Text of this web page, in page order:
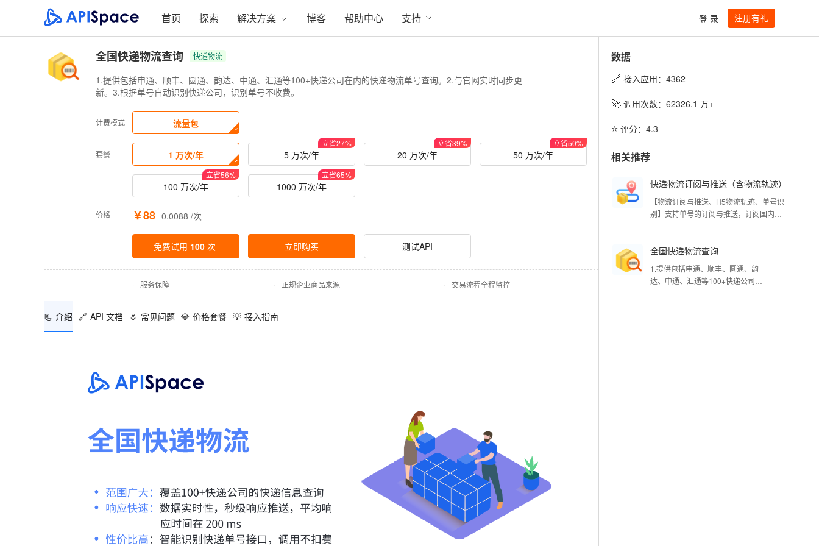
首页 探索 解决方案 博客 帮助中心 支持 登 录 注册有礼
全国快递物流查询 快递物流
1.提供包括申通、顺丰、圆通、韵达、中通、汇通等100+快递公司在内的快递物流单号查询。2.与官网实时同步更
新。3.根据单号自动识别快递公司，识别单号不收费。
计费模式 流量包
套餐 1 万次/年 5 万次/年
立省27%
20 万次/年
立省39%
50 万次/年
立省50%
100 万次/年
立省56%
1000 万次/年
立省65%
价格 ￥88 0.0088 /次
免费试用 100 次 立即购买 测试API
· 服务保障 · 正规企业商品来源 · 交易流程全程监控
📃 介绍 🔗 API 文档 🌷 常见问题 💎 价格套餐 💡 接入指南
数据
🔗 接入应用： 4362
🚀 调用次数： 62326.1 万+
⭐️ 评分： 4.3
相关推荐
快递物流订阅与推送（含物流轨迹）
【物流订阅与推送、H5物流轨迹、单号识
别】支持单号的订阅与推送，订阅国内物
运输轨迹。包括顺丰、圆通、申通等主流
别单号不收费，订阅后的推送消息不扣费
全国快递物流查询
1.提供包括申通、顺丰、圆通、韵
达、中通、汇通等100+快递公司在